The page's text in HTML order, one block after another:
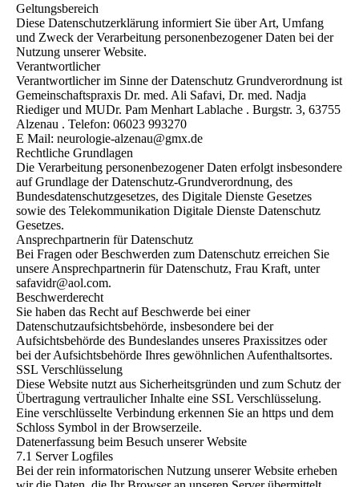
Geltungsbereich
Diese Datenschutzerklärung informiert Sie über Art, Umfang
und Zweck der Verarbeitung personenbezogener Daten bei der
Nutzung unserer Website.
Verantwortlicher
Verantwortlicher im Sinne der Datenschutz Grundverordnung ist
Gemeinschaftspraxis Dr. med. Ali Safavi, Dr. med. Nadja
Riediger und MUDr. Pam Menhart Lablache . Burgstr. 3, 63755
Alzenau . Telefon: 06023 993270
E Mail: neurologie-alzenau@gmx.de
Rechtliche Grundlagen
Die Verarbeitung personenbezogener Daten erfolgt insbesondere
auf Grundlage der Datenschutz-Grundverordnung, des
Bundesdatenschutzgesetzes, des Digitale Dienste Gesetzes
sowie des Telekommunikation Digitale Dienste Datenschutz
Gesetzes.
Ansprechpartnerin für Datenschutz
Bei Fragen oder Beschwerden zum Datenschutz erreichen Sie
unsere Ansprechpartnerin für Datenschutz, Frau Kraft, unter
safavidr@aol.com.
Beschwerderecht
Sie haben das Recht auf Beschwerde bei einer
Datenschutzaufsichtsbehörde, insbesondere bei der
Aufsichtsbehörde des Bundeslandes unseres Praxissitzes oder
bei der Aufsichtsbehörde Ihres gewöhnlichen Aufenthaltsortes.
SSL Verschlüsselung
Diese Website nutzt aus Sicherheitsgründen und zum Schutz der
Übertragung vertraulicher Inhalte eine SSL Verschlüsselung.
Eine verschlüsselte Verbindung erkennen Sie an https und dem
Schloss Symbol in der Browserzeile.
Datenerfassung beim Besuch unserer Website
7.1 Server Logfiles
Bei der rein informatorischen Nutzung unserer Website erheben